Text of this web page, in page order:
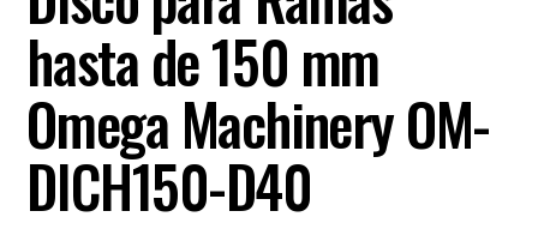
hasta de 150 mm
Omega Machinery OM-
DICH150-D40